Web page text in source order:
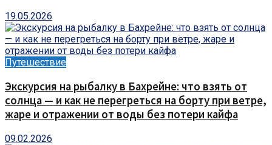
19.05.2026
Путешествие
Экскурсия на рыбалку в Бахрейне: что взять от
солнца — и как не перегреться на борту при ветре,
жаре и отражении от воды без потери кайфа
09.02.2026